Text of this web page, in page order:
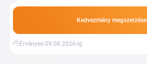
Kedvezmény megszerzése
Érvényes 09.08.2026-ig